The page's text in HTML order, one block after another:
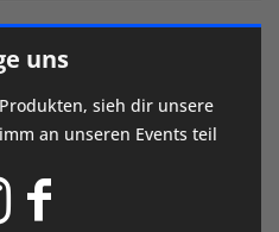
uns
sieh dir unsere
an unseren Events teil